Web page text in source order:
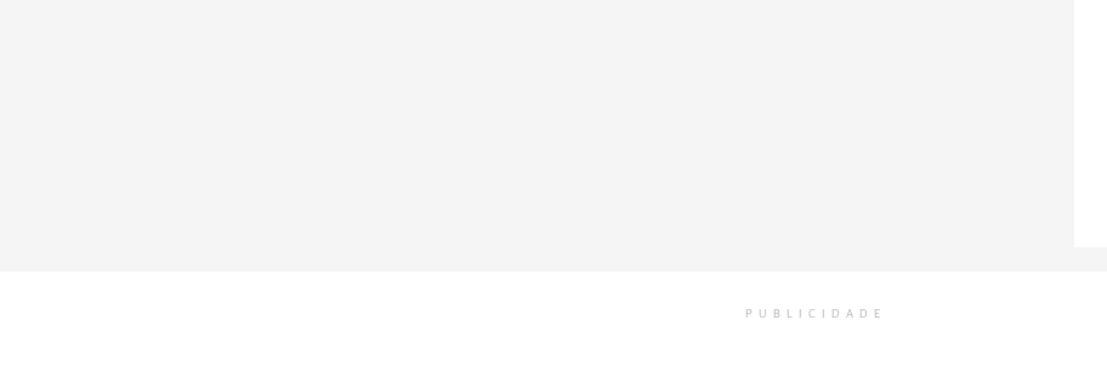
PUBLICIDADE